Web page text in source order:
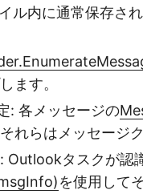
ル内に通常保存さ
ます。
: 各メッセージの
れらはメッセージ
Outlookタスクが認
を使用して